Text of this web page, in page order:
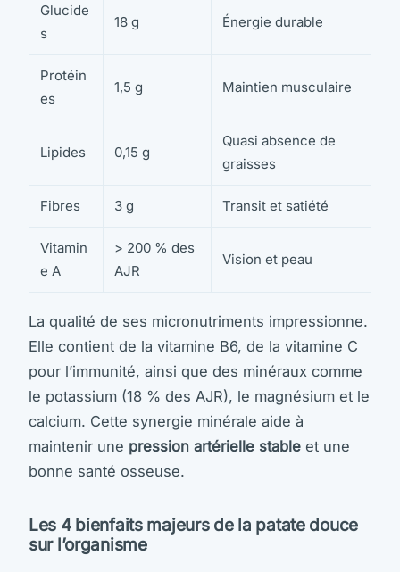
Glucide
s
18 g Énergie durable
Protéin
es
1,5 g Maintien musculaire
Lipides 0,15 g
Quasi absence de
graisses
Fibres 3 g Transit et satiété
Vitamin
e A
> 200 % des
AJR
Vision et peau
La qualité de ses micronutriments impressionne.
Elle contient de la vitamine B6, de la vitamine C
pour l’immunité, ainsi que des minéraux comme
le potassium (18 % des AJR), le magnésium et le
calcium. Cette synergie minérale aide à
maintenir une pression artérielle stable et une
bonne santé osseuse.
Les 4 bienfaits majeurs de la patate douce
sur l’organisme